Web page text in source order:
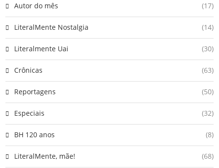
Autor do mês (17)
LiteralMente Nostalgia (14)
Literalmente Uai (30)
Crônicas (63)
Reportagens (50)
Especiais (32)
BH 120 anos (8)
LiteralMente, mãe! (68)